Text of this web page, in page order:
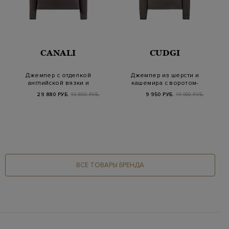
CANALI
Джемпер с отделкой
английской вязки и
29 880 РУБ. 49 800 РУБ.
CUDGI
Джемпер из шерсти и
кашемира с воротом-
9 950 РУБ. 19 900 РУБ.
ВСЕ ТОВАРЫ БРЕНДА